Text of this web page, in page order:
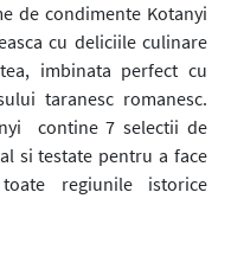
de condimente Kotanyi
cu deliciile culinare
imbinata perfect cu
taranesc romanesc.
contine 7 selectii de
si testate pentru a face
regiunile istorice